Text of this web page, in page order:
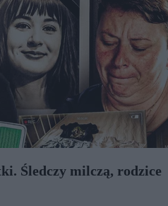
Śledczy milczą, rodzice